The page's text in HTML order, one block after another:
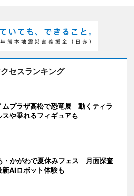
セスランキング
ムプラザ高松で恐竜展 動くティラ
スや乗れるフィギュアも
・かがわで夏休みフェス 月面探査
新AIロボット体験も